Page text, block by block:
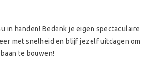
in handen! Bedenk je eigen spectaculaire
met snelheid en blijf jezelf uitdagen om
te bouwen!